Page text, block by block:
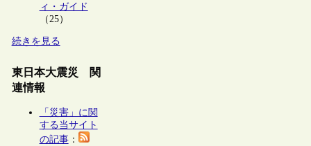
ィ・ガイド
（25）
続きを見る
東日本大震災 関
連情報
「災害」に関
する当サイト
の記事：